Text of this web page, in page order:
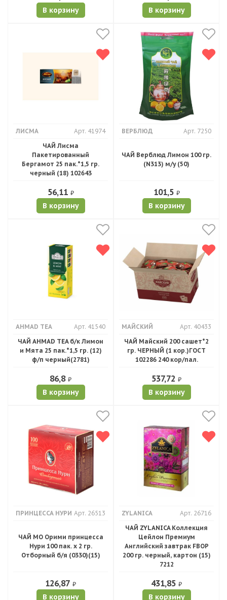
В корзину В корзину
ЛИСМА
Арт. 41974
ЧАЙ Лисма
Пакетированный
Бергамот 25 пак.*1,5 гр.
черный (18) 102643
56,11 ₽
В корзину
ВЕРБЛЮД Арт. 7250
ЧАЙ Верблюд Лимон 100 гр.
(N313) м/у (50)
101,5 ₽
В корзину
AHMAD TEA
Арт. 41540
ЧАЙ AHMAD TEA б/к Лимон
и Мята 25 пак.*1,5 гр. (12)
ф/п черный(2781)
86,8 ₽
В корзину
МАЙСКИЙ
Арт. 40433
ЧАЙ Майский 200 сашет*2
гр. ЧЕРНЫЙ (1 кор.)ГОСТ
102286 240 кор/пал.
537,72 ₽
В корзину
ПРИНЦЕССА НУРИ Арт. 26513
ЧАЙ МО Орими принцесса
Нури 100 пак. х 2 гр.
Отборный б/я (0330)(15)
126,87 ₽
В корзину
ZYLANICA
Арт. 26716
ЧАЙ ZYLANICA Коллекция
Цейлон Премиум
Английский завтрак FBOP
200 гр. черный, картон (15)
7212
431,85 ₽
В корзину